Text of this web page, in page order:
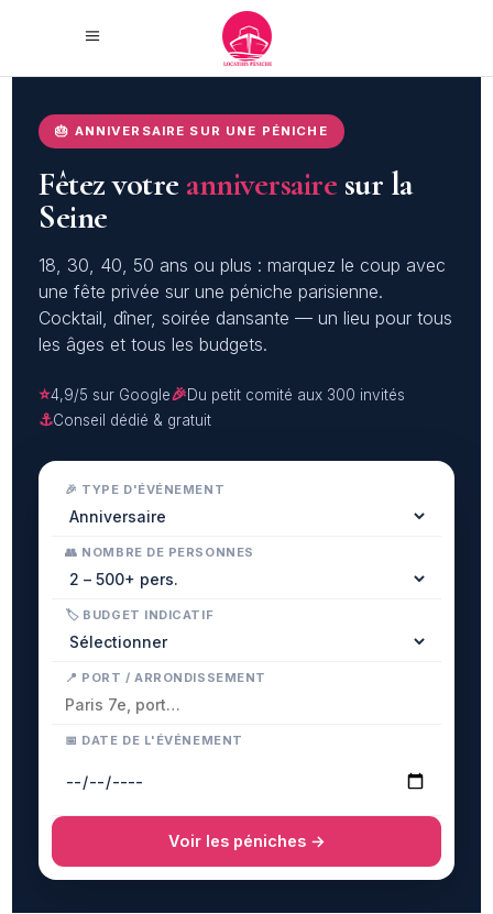
🎂 ANNIVERSAIRE SUR UNE PÉNICHE
Fêtez votre anniversaire sur la
Seine
18, 30, 40, 50 ans ou plus : marquez le coup avec
une fête privée sur une péniche parisienne.
Cocktail, dîner, soirée dansante — un lieu pour tous
les âges et tous les budgets.
⭐4,9/5 sur Google🎉Du petit comité aux 300 invités
⚓Conseil dédié & gratuit
🎉 TYPE D'ÉVÉNEMENT
👥 NOMBRE DE PERSONNES
🏷 BUDGET INDICATIF
📍 PORT / ARRONDISSEMENT
📅 DATE DE L'ÉVÉNEMENT
Voir les péniches →